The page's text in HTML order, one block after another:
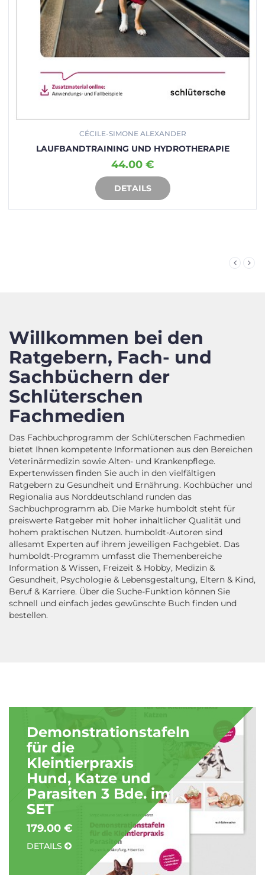
CÉCILE-SIMONE ALEXANDER
LAUFBANDTRAINING UND HYDROTHERAPIE
44.00 €
DETAILS
IN DEN WARENKORB
Willkommen bei den
Ratgebern, Fach- und
Sachbüchern der
Schlüterschen
Fachmedien
Das Fachbuchprogramm der Schlüterschen Fachmedien
bietet Ihnen kompetente Informationen aus den Bereichen
Veterinärmedizin sowie Alten- und Krankenpflege.
Expertenwissen finden Sie auch in den vielfältigen
Ratgebern zu Gesundheit und Ernährung. Kochbücher und
Regionalia aus Norddeutschland runden das
Sachbuchprogramm ab. Die Marke humboldt steht für
preiswerte Ratgeber mit hoher inhaltlicher Qualität und
hohem praktischen Nutzen. humboldt-Autoren sind
allesamt Experten auf ihrem jeweiligen Fachgebiet. Das
humboldt-Programm umfasst die Themenbereiche
Information & Wissen, Freizeit & Hobby, Medizin &
Gesundheit, Psychologie & Lebensgestaltung, Eltern & Kind,
Beruf & Karriere. Über die Suche-Funktion können Sie
schnell und einfach jedes gewünschte Buch finden und
bestellen.
Demonstrationstafeln
für die
Kleintierpraxis
Hund, Katze und
Parasiten 3 Bde. im
SET
179.00 €
DETAILS